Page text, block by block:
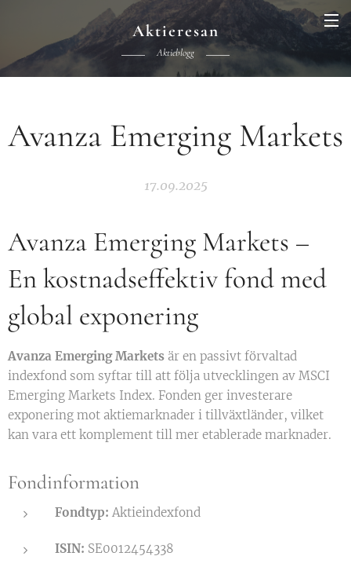
Aktieresan
Aktieblogg
Avanza Emerging Markets
17.09.2025
Avanza Emerging Markets –
En kostnadseffektiv fond med
global exponering
Avanza Emerging Markets är en passivt förvaltad
indexfond som syftar till att följa utvecklingen av MSCI
Emerging Markets Index. Fonden ger investerare
exponering mot aktiemarknader i tillväxtländer, vilket
kan vara ett komplement till mer etablerade marknader.
Fondinformation
Fondtyp: Aktieindexfond
ISIN: SE0012454338